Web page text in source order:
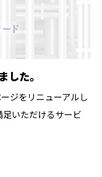
した。
ジをリニューアルし
いただけるサービ